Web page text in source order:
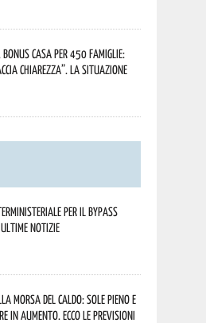
casa per 450 famiglie:
chiarezza”. La situazione
per il Bypass
notizie
morsa del caldo: sole pieno e
in aumento. Ecco le previsioni